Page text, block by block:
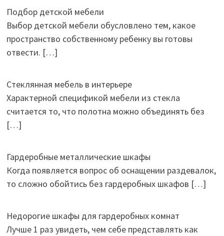
Подбор детской мебели
Выбор детской мебели обусловлено тем, какое
пространство собственному ребенку вы готовы
отвести. […]
Стеклянная мебель в интерьере
Характерной спецификой мебели из стекла
считается то, что полотна можно объединять без
[…]
Гардеробные металлические шкафы
Когда появляется вопрос об оснащении раздевалок,
то сложно обойтись без гардеробных шкафов […]
Недорогие шкафы для гардеробных комнат
Лучше 1 раз увидеть, чем себе представлять как